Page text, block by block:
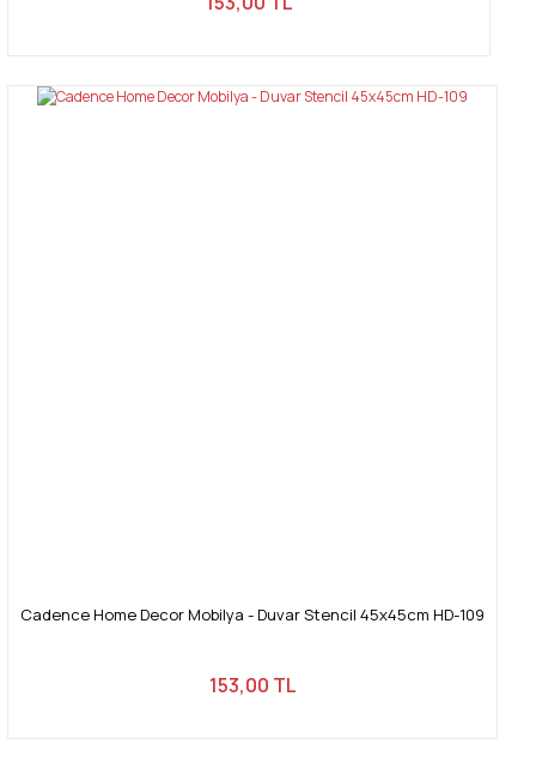
Cadence Home Decor Mobilya - Duvar Stencil 45x45cm HD-109
153,00 TL